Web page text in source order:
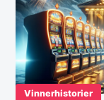
Vinnerhistorier